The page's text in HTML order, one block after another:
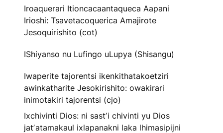
Iroaquerari Itioncacaantaqueca Aapani
Irioshi: Tsavetacoquerica Amajirote
Jesoquirishito (cot)
IShiyanso nu Lufingo uLupya (Shisangu)
Iwaperite tajorentsi ikenkithatakoetziri
awinkatharite Jesokirishito: owakirari
inimotakiri tajorentsi (cjo)
Ixchivinti Dios: ni sastʼi chivinti yu Dios
jatʼatamakaul ixlapanakni laka lhimasipijni